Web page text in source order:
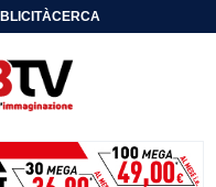
CERCA